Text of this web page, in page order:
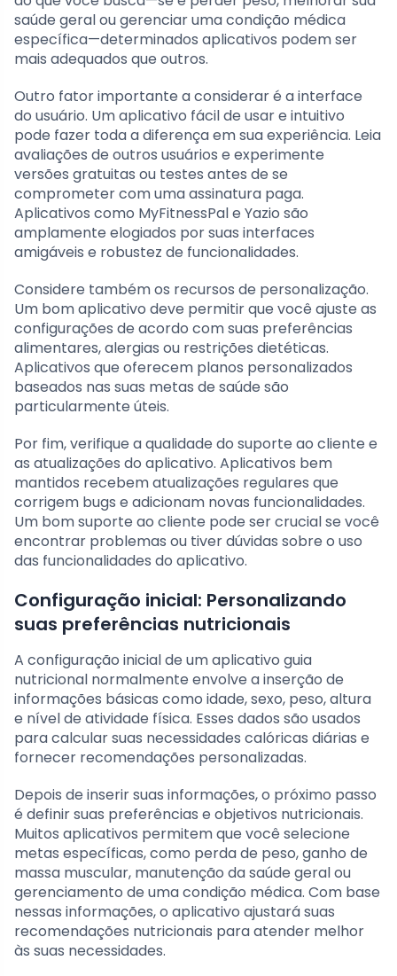
saúde geral ou gerenciar uma condição médica
específica—determinados aplicativos podem ser
mais adequados que outros.
Outro fator importante a considerar é a interface
do usuário. Um aplicativo fácil de usar e intuitivo
pode fazer toda a diferença em sua experiência. Leia
avaliações de outros usuários e experimente
versões gratuitas ou testes antes de se
comprometer com uma assinatura paga.
Aplicativos como MyFitnessPal e Yazio são
amplamente elogiados por suas interfaces
amigáveis e robustez de funcionalidades.
Considere também os recursos de personalização.
Um bom aplicativo deve permitir que você ajuste as
configurações de acordo com suas preferências
alimentares, alergias ou restrições dietéticas.
Aplicativos que oferecem planos personalizados
baseados nas suas metas de saúde são
particularmente úteis.
Por fim, verifique a qualidade do suporte ao cliente e
as atualizações do aplicativo. Aplicativos bem
mantidos recebem atualizações regulares que
corrigem bugs e adicionam novas funcionalidades.
Um bom suporte ao cliente pode ser crucial se você
encontrar problemas ou tiver dúvidas sobre o uso
das funcionalidades do aplicativo.
Configuração inicial: Personalizando
suas preferências nutricionais
A configuração inicial de um aplicativo guia
nutricional normalmente envolve a inserção de
informações básicas como idade, sexo, peso, altura
e nível de atividade física. Esses dados são usados
para calcular suas necessidades calóricas diárias e
fornecer recomendações personalizadas.
Depois de inserir suas informações, o próximo passo
é definir suas preferências e objetivos nutricionais.
Muitos aplicativos permitem que você selecione
metas específicas, como perda de peso, ganho de
massa muscular, manutenção da saúde geral ou
gerenciamento de uma condição médica. Com base
nessas informações, o aplicativo ajustará suas
recomendações nutricionais para atender melhor
às suas necessidades.